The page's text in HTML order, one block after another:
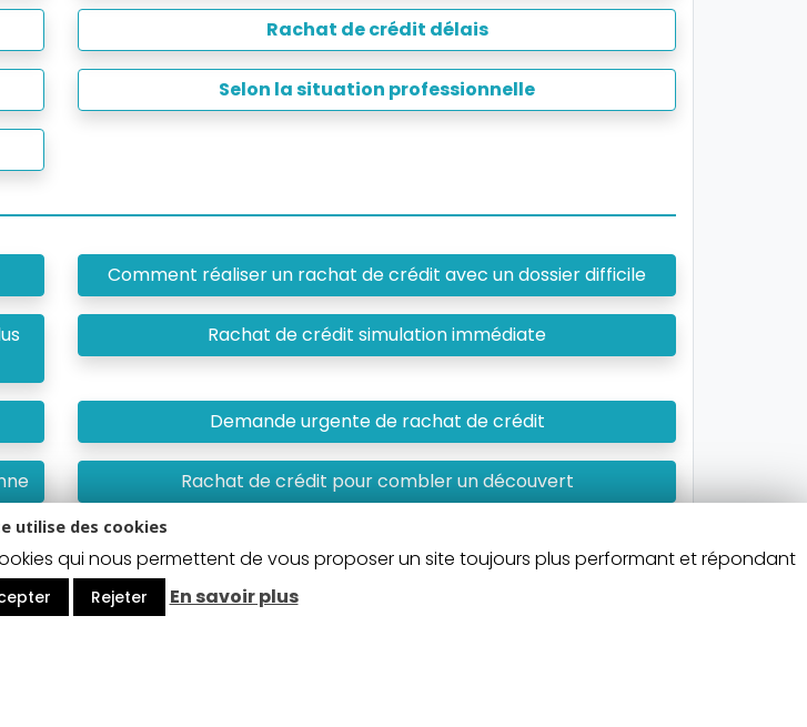
Rachat de crédit délais
Selon la situation professionnelle
Comment réaliser un rachat de crédit avec un dossier difficile
Rachat de crédit simulation immédiate
Demande urgente de rachat de crédit
Rachat de crédit pour combler un découvert
Simuler anonymement une demande de rachat de crédit
utilise des cookies
qui nous permettent de vous proposer un site toujours plus performant et répondant
Rejeter En savoir plus